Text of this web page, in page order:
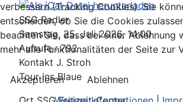
SSG Radler
Samstag, 25. Juli 2026, 14:00
Aufrufe: 792
Kontakt J. Stroh
Tour ins Blaue
verbessern (Tracking Cookies). Sie
entscheiden, ob Sie die Cookies
beachten Sie, dass bei einer Ablehnung
mehr alle Funktionalitäten der Seite zur
Akzeptieren
Ablehnen